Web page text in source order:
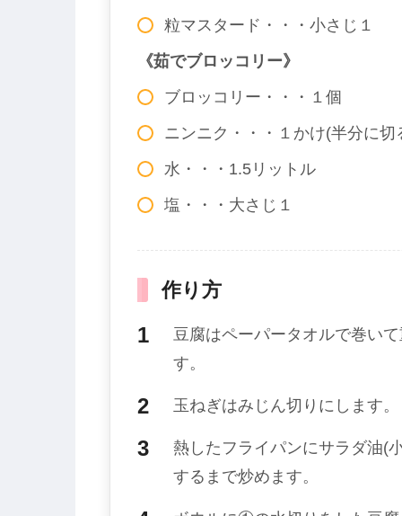
粒マスタード・・・小さじ１
《茹でブロッコリー》
ブロッコリー・・・１個
ニンニク・・・１かけ(半分に切
水・・・1.5リットル
塩・・・大さじ１
作り方
豆腐はペーパータオルで巻い
す。
玉ねぎはみじん切りにします。
熱したフライパンにサラダ油(
するまで炒めます。